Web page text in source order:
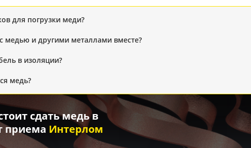
для погрузки меди?
медью и другими металлами вместе?
в изоляции?
медь?
сдать медь в
приема Интерлом